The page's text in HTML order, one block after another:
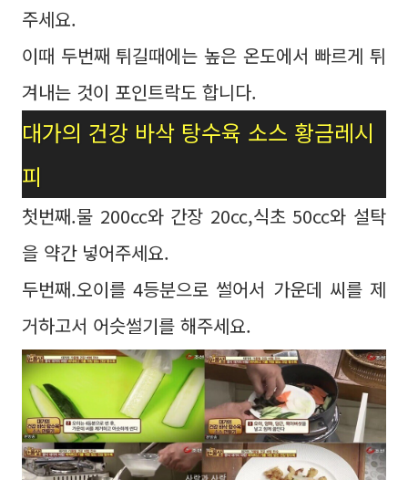
주세요.
이때 두번째 튀길때에는 높은 온도에서 빠르게 튀
겨내는 것이 포인트락도 합니다.
대가의 건강 바삭 탕수육 소스 황금레시
피
첫번째.물 200cc와 간장 20cc,식초 50cc와 설탁
을 약간 넣어주세요.
두번째.오이를 4등분으로 썰어서 가운데 씨를 제
거하고서 어슷썰기를 해주세요.